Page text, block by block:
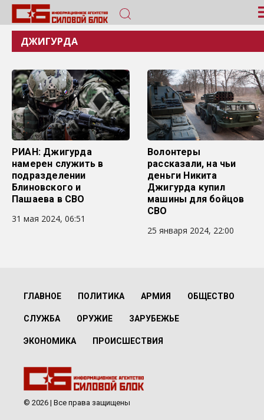
ДЖИГУРДА
РИАН: Джигурда
намерен служить в
подразделении
Блиновского и
Пашаева в СВО
31 мая 2024, 06:51
Волонтеры
рассказали, на чьи
деньги Никита
Джигурда купил
машины для бойцов
СВО
25 января 2024, 22:00
ГЛАВНОЕ ПОЛИТИКА АРМИЯ ОБЩЕСТВО
СЛУЖБА ОРУЖИЕ ЗАРУБЕЖЬЕ
ЭКОНОМИКА ПРОИСШЕСТВИЯ
© 2026 | Все права защищены